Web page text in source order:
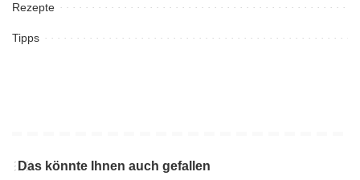
Rezepte
Tipps
Das könnte Ihnen auch gefallen